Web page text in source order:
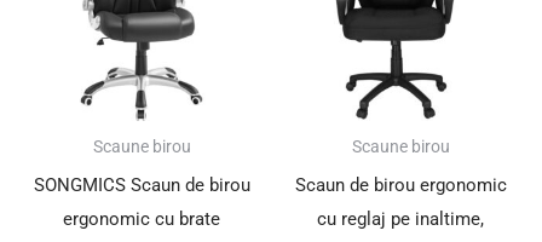
Scaune birou
SONGMICS Scaun de birou
ergonomic cu brate
SUPER PREȚ!Scaune birou
Scaun de birou ergonomic
cu reglaj pe inaltime,